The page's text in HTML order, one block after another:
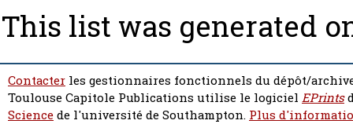
This list was generated
Contacter les gestionnaires fonctionnels du dépôt/
Toulouse Capitole Publications utilise le logiciel EPrints
Sciencede l'université de Southampton. Plus